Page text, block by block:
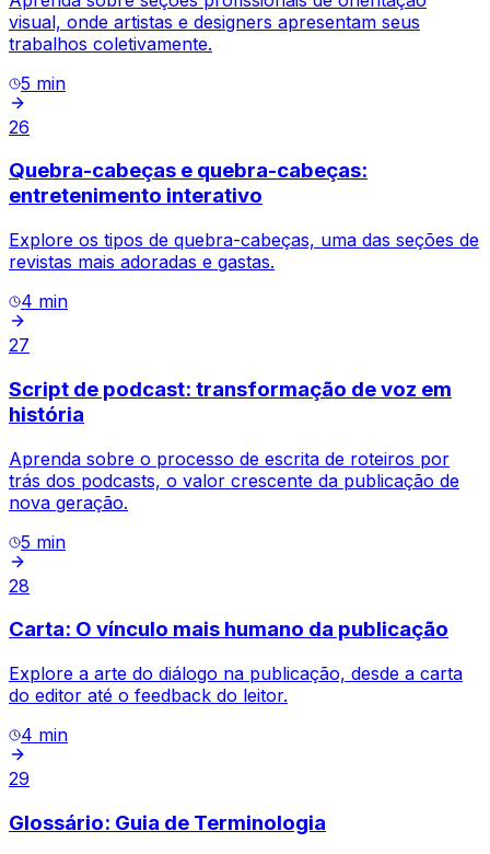
visual, onde artistas e designers apresentam seus
trabalhos coletivamente.
5 min
26
Quebra-cabeças e quebra-cabeças:
entretenimento interativo
Explore os tipos de quebra-cabeças, uma das seções de
revistas mais adoradas e gastas.
4 min
27
Script de podcast: transformação de voz em
história
Aprenda sobre o processo de escrita de roteiros por
trás dos podcasts, o valor crescente da publicação de
nova geração.
5 min
28
Carta: O vínculo mais humano da publicação
Explore a arte do diálogo na publicação, desde a carta
do editor até o feedback do leitor.
4 min
29
Glossário: Guia de Terminologia